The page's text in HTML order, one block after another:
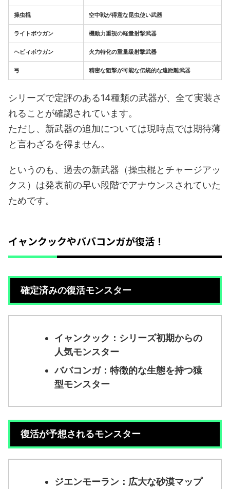
操虫棍 空中戦が得意な昆虫使い武器
ライトボウガン 機動力重視の軽量射撃武器
ヘビィボウガン 火力特化の重量級射撃武器
弓 精密な狙撃が可能な伝統的な遠距離武器
シリーズで定評のある14種類の武器が、全て実装さ
れることが確認されています。
ただし、新武器の追加については現時点では期待薄
と言わざるを得ません。
というのも、過去の新武器（操虫棍とチャージアッ
クス）は発表前の早い段階でアナウンスされていた
ためです。
イャンクックやババコンガが復活！
確定済みの復活モンスター
イャンクック：シリーズ初期からの
人気モンスター
ババコンガ：特徴的な生態を持つ猿
型モンスター
復活が予想されるモンスター
ジエンモーラン：広大な砂漠マップ